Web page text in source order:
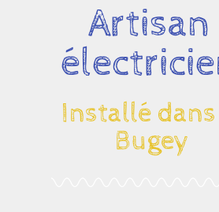
Artisan
Installé
Bugey